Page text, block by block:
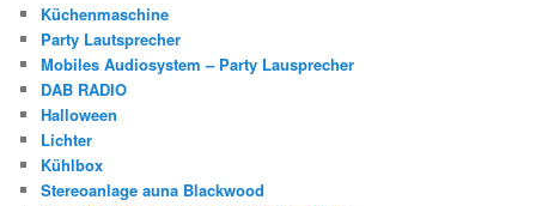
Küchenmaschine
Party Lautsprecher
Mobiles Audiosystem – Party Lausprecher
DAB RADIO
Halloween
Lichter
Kühlbox
Stereoanlage auna Blackwood